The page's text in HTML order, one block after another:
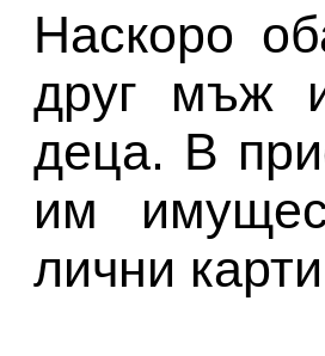
Наскоро
друг мъж
деца. В
им
лични